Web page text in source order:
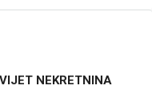
NEKRETNINA